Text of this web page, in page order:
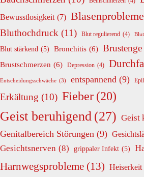
Bewusstlosigkeit (7) Blasenprobleme
Bluthochdruck (11) Blut regulierend (4)
Blut stärkend (5) Bronchitis (6) Brustenge
Brustschmerzen (6) Depression (4)
Entscheidungsschwäche (3) entspannend (9)
Erkältung (10) Fieber (20)
Geist beruhigend (27) Geist
Genitalbereich Störungen (9)
Gesichtsnerven (8) grippaler Infekt (5)
Harnwegsprobleme (13) Heiserkeit